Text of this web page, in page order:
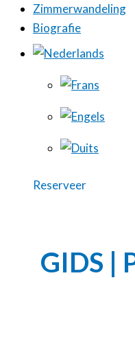
Zimmerwandeling
Biografie
Reserveer
GIDS |